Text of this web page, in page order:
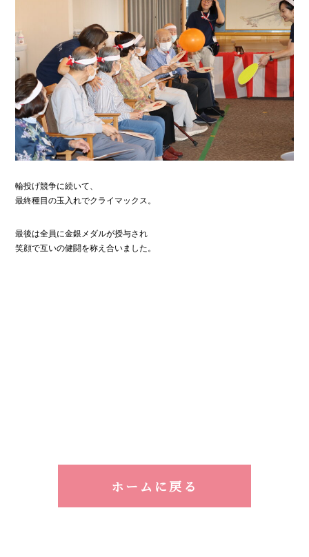
輪投げ競争に続いて、
最終種目の玉入れでクライマックス。
最後は全員に金銀メダルが授与され
笑顔で互いの健闘を称え合いました。
ホームに戻る